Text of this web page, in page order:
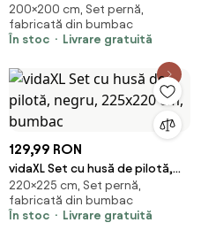
gri, 200x200 cm, bumbac
200×200 cm, Set pernă,
fabricată din bumbac
În stoc
Livrare gratuită
129,99 RON
vidaXL Set cu husă de pilotă,
negru, 225x220 cm, bumbac
220×225 cm, Set pernă,
fabricată din bumbac
În stoc
Livrare gratuită